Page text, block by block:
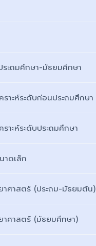
ะถมศึกษา-มัธยมศึกษา
ะห์ระดับก่อนประถมศึกษา
ะห์ระดับประถมศึกษา
าดเล็ก
ศาสตร์ (ประถม-มัธยมต้น)
ศาสตร์ (มัธยมศึกษา)